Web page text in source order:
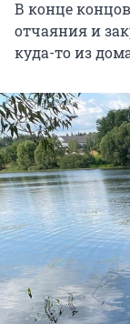
В конце
отчаяния и
куда-то из